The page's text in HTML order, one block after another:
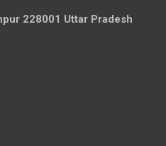
228001 Uttar Pradesh